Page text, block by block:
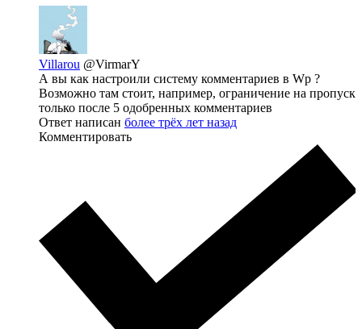
Villarou @VirmarY
А вы как настроили систему комментариев в Wp ?
Возможно там стоит, например, ограничение на пропуск
только после 5 одобренных комментариев
Ответ написан более трёх лет назад
Комментировать